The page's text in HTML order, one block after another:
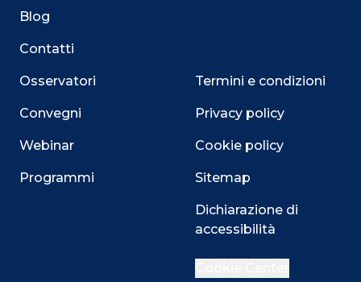
Blog
Contatti
Osservatori
Convegni
Webinar
Programmi
Termini e condizioni
Privacy policy
Cookie policy
Sitemap
Dichiarazione di
accessibilità